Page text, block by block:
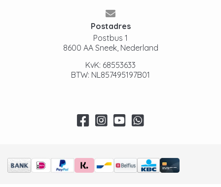
Postadres
Postbus 1
8600 AA Sneek, Nederland
KvK: 68553633
BTW: NL857495197B01